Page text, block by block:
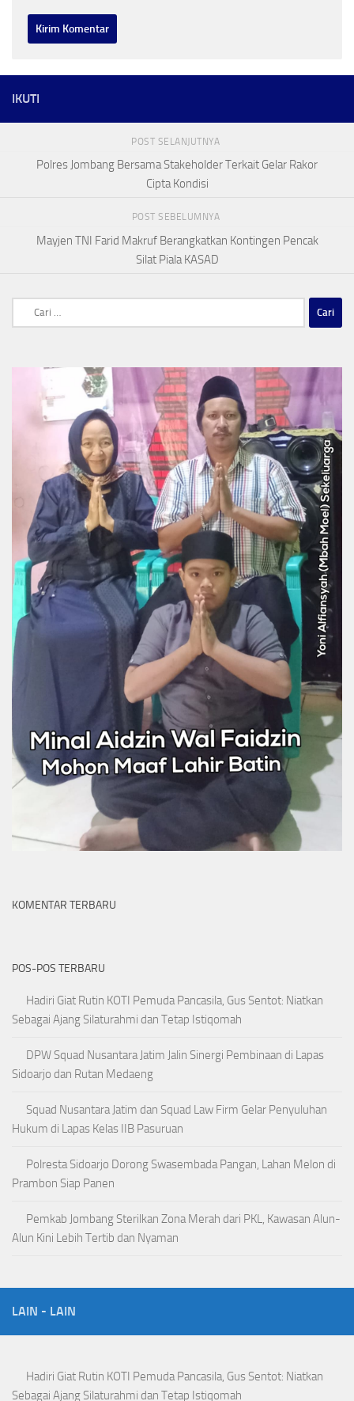
IKUTI
POST SELANJUTNYA
Polres Jombang Bersama Stakeholder Terkait Gelar Rakor
Cipta Kondisi
POST SEBELUMNYA
Mayjen TNI Farid Makruf Berangkatkan Kontingen Pencak
Silat Piala KASAD
untuk:
KOMENTAR TERBARU
POS-POS TERBARU
Hadiri Giat Rutin KOTI Pemuda Pancasila, Gus Sentot: Niatkan
Sebagai Ajang Silaturahmi dan Tetap Istiqomah
DPW Squad Nusantara Jatim Jalin Sinergi Pembinaan di Lapas
Sidoarjo dan Rutan Medaeng
Squad Nusantara Jatim dan Squad Law Firm Gelar Penyuluhan
Hukum di Lapas Kelas IIB Pasuruan
Polresta Sidoarjo Dorong Swasembada Pangan, Lahan Melon di
Prambon Siap Panen
Pemkab Jombang Sterilkan Zona Merah dari PKL, Kawasan Alun-
Alun Kini Lebih Tertib dan Nyaman
LAIN - LAIN
Hadiri Giat Rutin KOTI Pemuda Pancasila, Gus Sentot: Niatkan
Sebagai Ajang Silaturahmi dan Tetap Istiqomah